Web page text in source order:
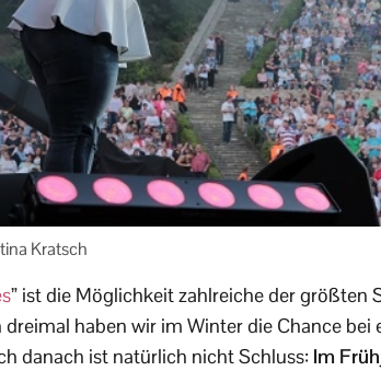
Kratsch
” ist die Möglichkeit zahlreiche der größten
haben wir im Winter die Chance bei
danach ist natürlich nicht Schluss: Im